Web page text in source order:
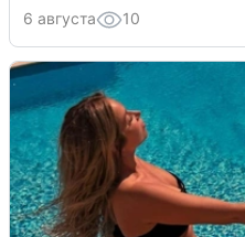
6 августа 10